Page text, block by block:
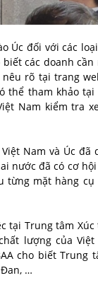
Úc đối với các
các doanh
rõ tại trang
tham khảo
Nam kiểm tra
Nam và Úc
nước đã có cơ
mặt hàng
tại Trung tâm
lượng của
cho biết
…